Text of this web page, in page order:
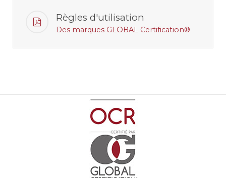
Règles d'utilisation
Des marques GLOBAL Certification®